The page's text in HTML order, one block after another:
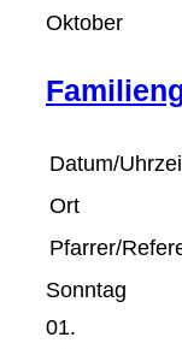
Oktober
Datum/
Ort
Pfarrer/
Sonntag
01.